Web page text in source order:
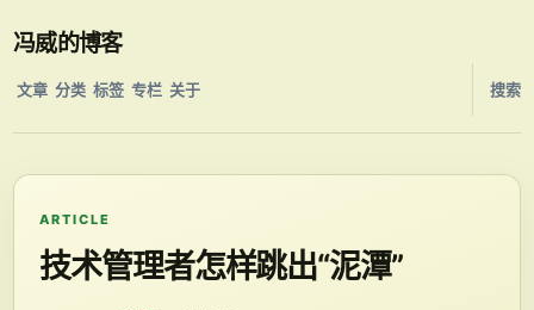
冯威的博客
文章 分类 标签 专栏 关于 搜索
ARTICLE
技术管理者怎样跳出“泥潭”